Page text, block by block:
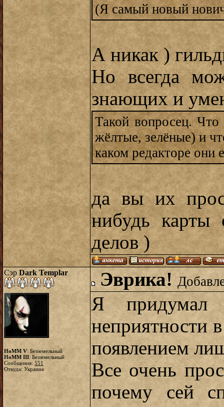
(Я самый новый
А никак )
Но всегда
знающих и
Такой вопросец. Что
жёлтые, зелёные) и
каком редакторе они
да вы их
нибудь карты
делов )
Сэр Dark Templar
HoMM V: Безземельный
HoMM III: Безземельный
Сообщения: 551
Откуда: Украина
Эврика!
Я придумал
неприятности
появлением
Все очень
почему сей